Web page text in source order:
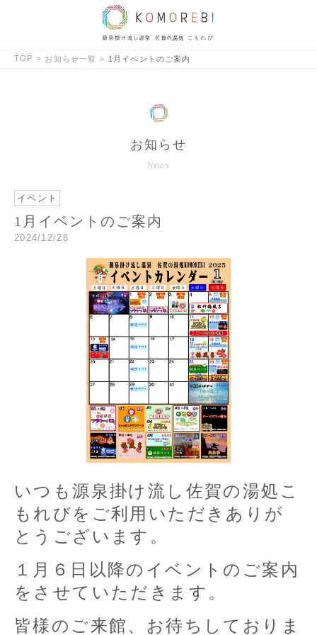
TOP お知らせ一覧 1月イベントのご案内
お知らせ
News
イベント
1月イベントのご案内
2024/12/26
いつも源泉掛け流し佐賀の湯処こ
もれびをご利用いただきありが
とうございます。
１月６日以降のイベントのご案内
をさせていただきます。
皆様のご来館、お待ちしておりま